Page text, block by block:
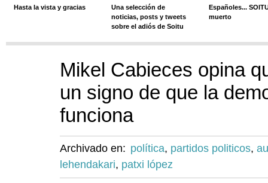
Hasta la vista y gracias
Una selección de
noticias, posts y tweets
sobre el adiós de Soitu
Españoles...
muerto
Mikel Cabieces opina
un signo de que la
funciona
Archivado en: política, partidos politicos,
lehendakari, patxi lópez